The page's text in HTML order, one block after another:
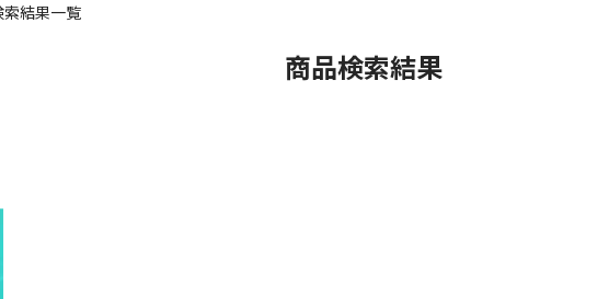
索結果一覧
商品検索結果